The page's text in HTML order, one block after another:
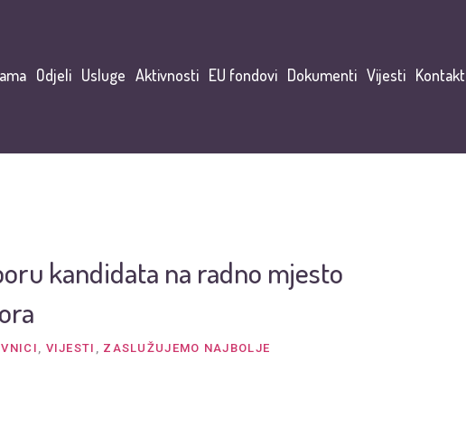
Odjeli Usluge Aktivnosti EU fondovi Dokumenti Vijesti Kontakt
kandidata na radno mjesto
, VIJESTI , ZASLUŽUJEMO NAJBOLJE